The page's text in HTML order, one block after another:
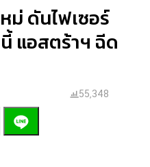
ม่ ดันไฟเซอร์
แอสตร้าฯ ฉีด
55,348